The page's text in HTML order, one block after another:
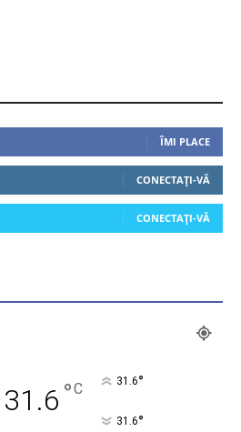
ÎMI PLACE
CONECTAȚI-VĂ
CONECTAȚI-VĂ
31.6 °C 31.6°
31.6°